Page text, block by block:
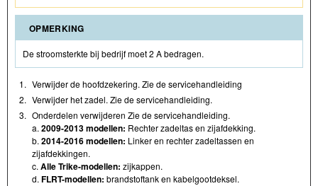
OPMERKING
De stroomsterkte bij bedrijf moet 2 A bedragen.
1. Verwijder de hoofdzekering. Zie de servicehandleiding
2. Verwijder het zadel. Zie de servicehandleiding.
3. Onderdelen verwijderen Zie de servicehandleiding.
a. 2009-2013 modellen: Rechter zadeltas en zijafdekking.
b. 2014-2016 modellen: Linker en rechter zadeltassen en
zijafdekkingen.
c. Alle Trike-modellen: zijkappen.
d. FLRT-modellen: brandstoftank en kabelgootdeksel.